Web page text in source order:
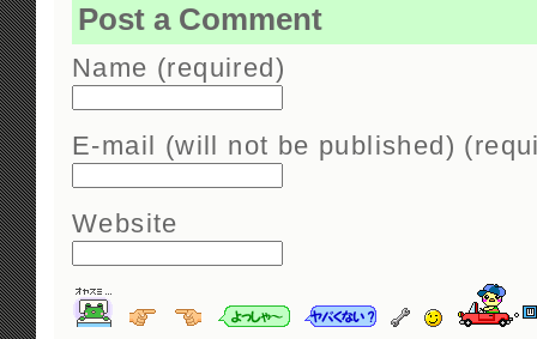
Post a Comment
Name (required)
E-mail (will not be published)
Website